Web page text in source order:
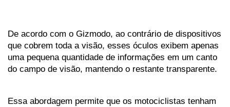
De acordo com o Gizmodo, ao contrário de dispositivos
que cobrem toda a visão, esses óculos exibem apenas
uma pequena quantidade de informações em um canto
do campo de visão, mantendo o restante transparente.
Essa abordagem permite que os motociclistas tenham